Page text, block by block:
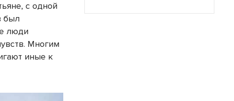
с одной
был
люди
Многим
иные к